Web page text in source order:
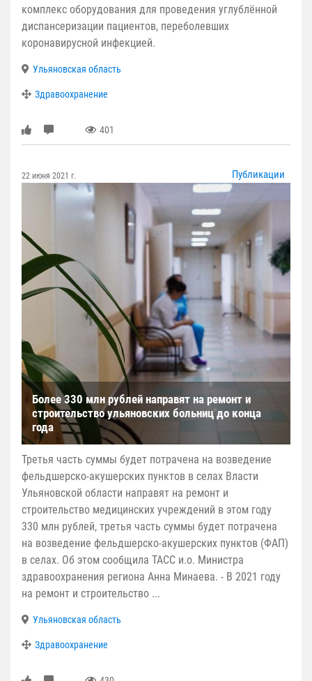
комплекс оборудования для проведения углублённой
диспансеризации пациентов, переболевших
коронавирусной инфекцией.
Ульяновская область
Здравоохранение
401
22 июня 2021 г. Публикации
Более 330 млн рублей направят на ремонт и
строительство ульяновских больниц до конца
года
Третья часть суммы будет потрачена на возведение
фельдшерско-акушерских пунктов в селах Власти
Ульяновской области направят на ремонт и
строительство медицинских учреждений в этом году
330 млн рублей, третья часть суммы будет потрачена
на возведение фельдшерско-акушерских пунктов (ФАП)
в селах. Об этом сообщила ТАСС и.о. Министра
здравоохранения региона Анна Минаева. - В 2021 году
на ремонт и строительство ...
Ульяновская область
Здравоохранение